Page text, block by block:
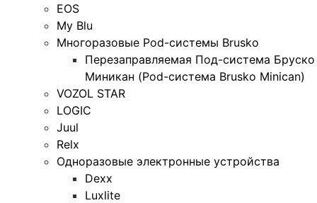
EOS
My Blu
Многоразовые Pod-системы Brusko
Перезаправляемая Под-система Бруско
Миникан (Pod-система Brusko Minican)
VOZOL STAR
LOGIC
Juul
Relx
Одноразовые электронные устройства
Dexx
Luxlite